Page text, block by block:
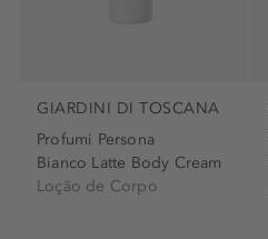
GIARDINI DI TOSCANA
Profumi Persona
Bianco Latte Body Cream
Loção de Corpo